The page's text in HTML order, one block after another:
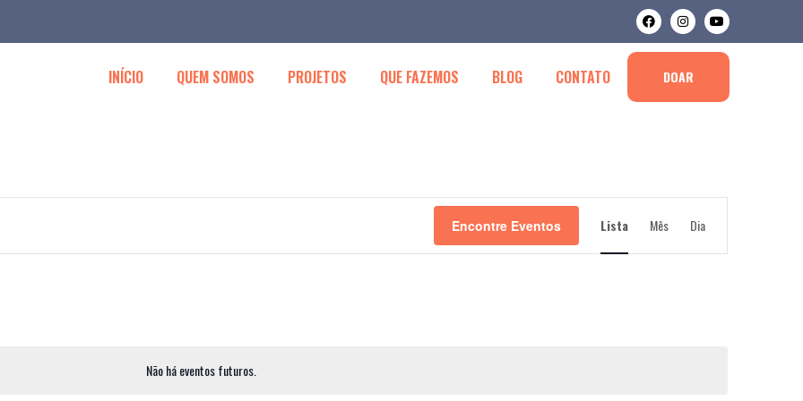
INÍCIO QUEM SOMOS PROJETOS QUE FAZEMOS BLOG CONTATO DOAR
Não há eventos futuros.
Encontre Eventos
Navegação
do
Lista Mês Dia